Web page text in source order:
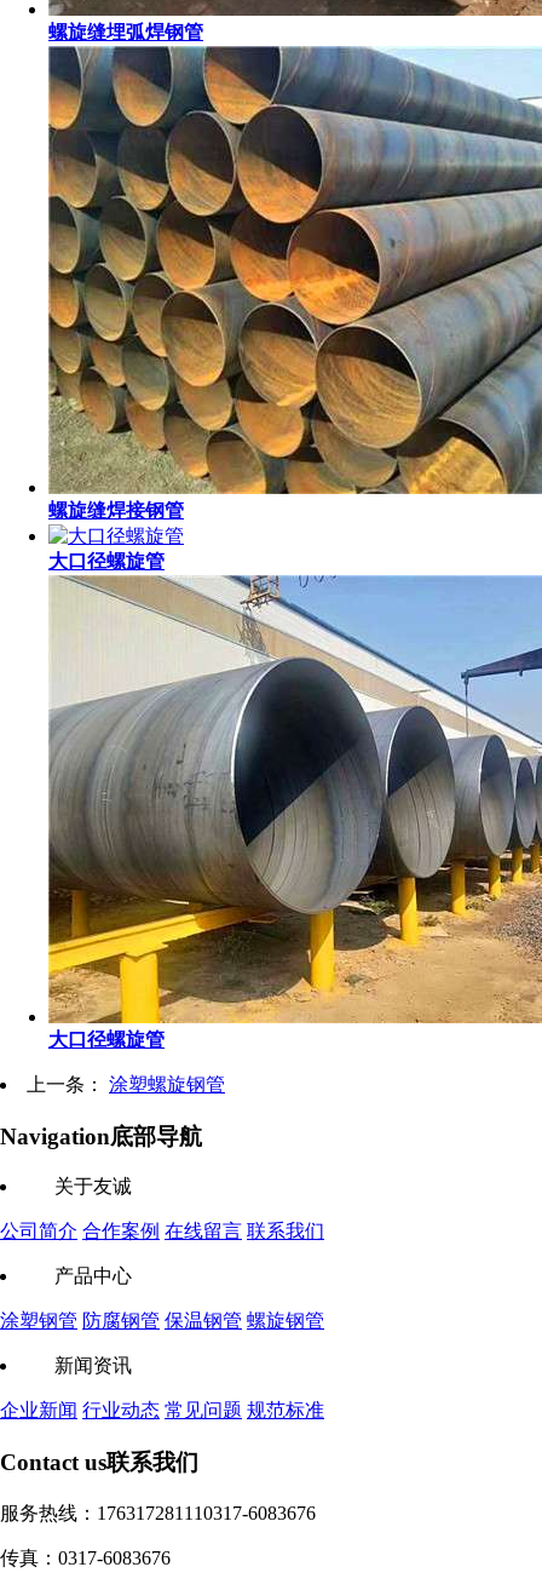
螺旋缝埋弧焊钢管
螺旋缝焊接钢管
大口径螺旋管
大口径螺旋管
上一条： 涂塑螺旋钢管
Navigation底部导航
关于友诚
公司简介 合作案例 在线留言 联系我们
产品中心
涂塑钢管 防腐钢管 保温钢管 螺旋钢管
新闻资讯
企业新闻 行业动态 常见问题 规范标准
Contact us联系我们
服务热线：176317281110317-6083676
传真：0317-6083676